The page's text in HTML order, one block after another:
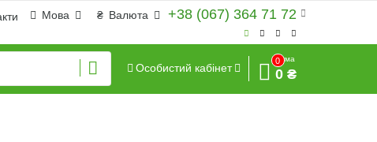
+38 (067) 364 71 72
₴ Валюта
Мова
Особистий кабінет
0
Сума
0 ₴